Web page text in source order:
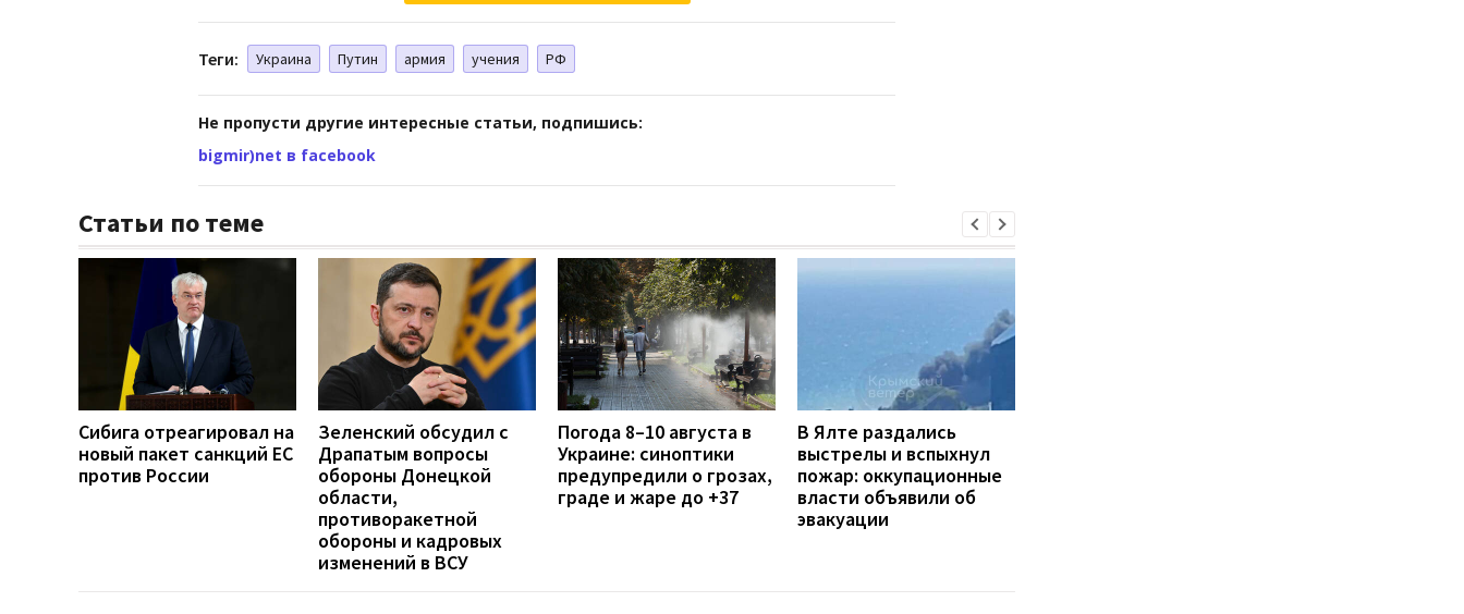
Теги: Украина Путин армия учения РФ
Не пропусти другие интересные статьи, подпишись:
bigmir)net в facebook
Статьи по теме
Сибига отреагировал на
новый пакет санкций ЕС
против России
Зеленский обсудил с
Драпатым вопросы
обороны Донецкой
области,
противоракетной
обороны и кадровых
изменений в ВСУ
Погода 8–10 августа в
Украине: синоптики
предупредили о грозах,
граде и жаре до +37
В Ялте раздались
выстрелы и вспыхнул
пожар: оккупационные
власти объявили об
эвакуации